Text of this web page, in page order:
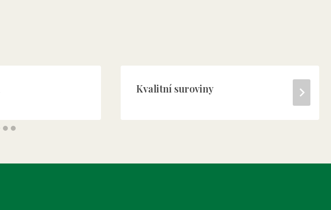
Kvalitní suroviny